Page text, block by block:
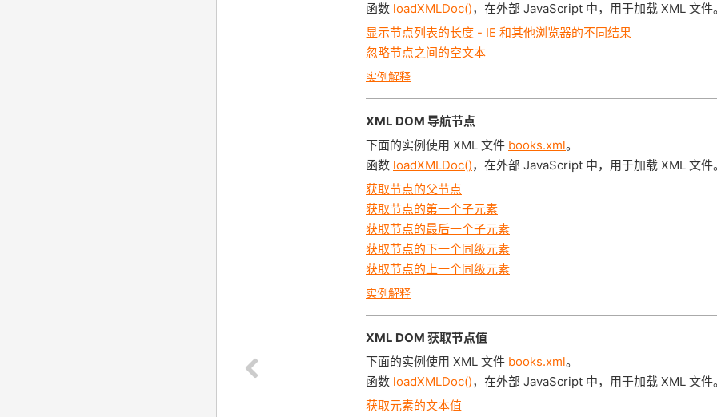
函数 loadXMLDoc()，在外部 JavaScript 中，用于加载 XML 文件
显示节点列表的长度 - IE 和其他浏览器的不同结果
忽略节点之间的空文本
实例解释
XML DOM 导航节点
下面的实例使用 XML 文件 books.xml。
函数 loadXMLDoc()，在外部 JavaScript 中，用于加载 XML 文件
获取节点的父节点
获取节点的第一个子元素
获取节点的最后一个子元素
获取节点的下一个同级元素
获取节点的上一个同级元素
实例解释
XML DOM 获取节点值
下面的实例使用 XML 文件 books.xml。
函数 loadXMLDoc()，在外部 JavaScript 中，用于加载 XML 文件
获取元素的文本值